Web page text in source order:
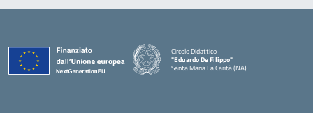
Circolo Didattico
"Eduardo De Filippo"
Santa Maria La Carità (NA)